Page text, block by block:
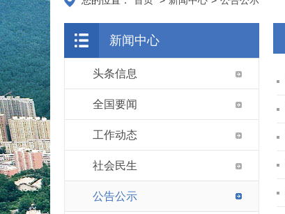
新闻中心
头条信息
全国要闻
工作动态
社会民生
公告公示